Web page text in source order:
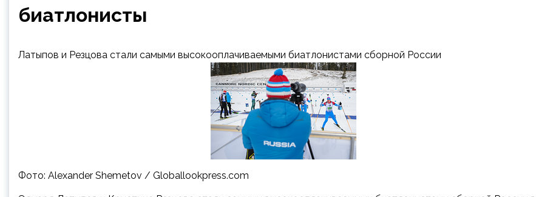
биатлонисты
Латыпов и Резцова стали самыми высокооплачиваемыми биатлонистами сборной России
Фото: Alexander Shemetov / Globallookpress.com